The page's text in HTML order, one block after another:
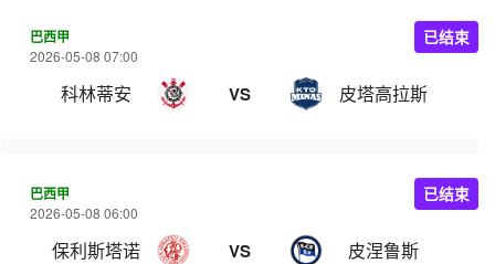
巴西甲
2026-05-08 07:00
科林蒂安 VS 皮塔高拉斯
已结束
巴西甲
2026-05-08 06:00
保利斯塔诺 VS 皮涅鲁斯
已结束